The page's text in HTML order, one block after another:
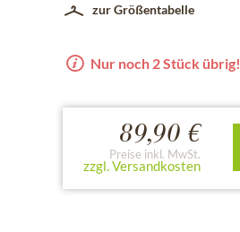
zur Größentabelle
Nur noch 2 Stück übrig!
89,90 €
Preise inkl. MwSt.
zzgl. Versandkosten